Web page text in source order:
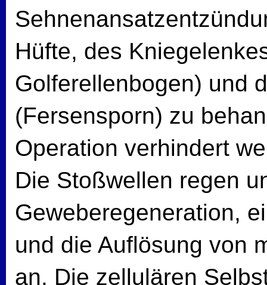
Hüfte, des
Golferellenbogen) und
(Fersensporn) zu
Operation verhindert
Die Stoßwellen regen
Geweberegeneration,
und die Auflösung von
an. Die zellulären